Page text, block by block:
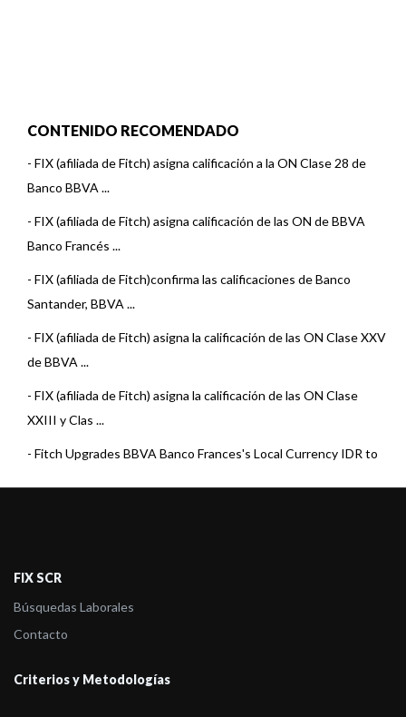
CONTENIDO RECOMENDADO
- FIX (afiliada de Fitch) asigna calificación a la ON Clase 28 de
Banco BBVA ...
- FIX (afiliada de Fitch) asigna calificación de las ON de BBVA
Banco Francés ...
- FIX (afiliada de Fitch)confirma las calificaciones de Banco
Santander, BBVA ...
- FIX (afiliada de Fitch) asigna la calificación de las ON Clase XXV
de BBVA ...
- FIX (afiliada de Fitch) asigna la calificación de las ON Clase
XXIII y Clas ...
- Fitch Upgrades BBVA Banco Frances's Local Currency IDR to
- Press Release: FIX (Afiliada de Fitch) subió la calificación de
Fix SCR asigna la calificación de ON Clase 14 y 15 de BBVA
-FIX (afiliada de Fitch) asigna la calificación de ON Clase 11 y 12
FIX SCR
Búsquedas Laborales
Contacto
Criterios y Metodologías